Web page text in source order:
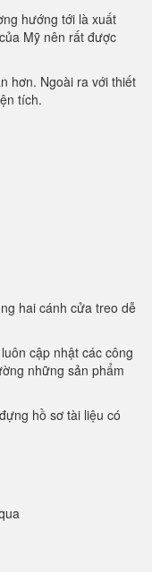
hướng tới là xuất
Mỹ nên rất được
hơn. Ngoài ra với thiết
tích.
hai cánh cửa treo dễ
cập nhật các công
những sản phẩm
hồ sơ tài liệu có